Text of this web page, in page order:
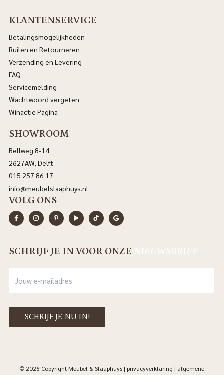
KLANTENSERVICE
Betalingsmogelijkheden
Ruilen en Retourneren
Verzending en Levering
FAQ
Servicemelding
Wachtwoord vergeten
Winactie Pagina
SHOWROOM
Bellweg 8-14
2627AW, Delft
015 257 86 17
info@meubelslaaphuys.nl
VOLG ONS
SCHRIJF JE IN VOOR ONZE NIEUWSBRIEF
© 2026 Copyright Meubel & Slaaphuys | privacyverklaring | algemene